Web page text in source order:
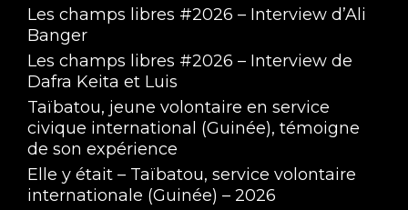
Les champs libres #2026 – Interview d’Ali
Banger
Les champs libres #2026 – Interview de
Dafra Keita et Luis
Taïbatou, jeune volontaire en service
civique international (Guinée), témoigne
de son expérience
Elle y était – Taïbatou, service volontaire
internationale (Guinée) – 2026